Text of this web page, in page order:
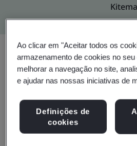
Compartilhar:
ISO 9001:2015
Ao clicar em "Aceitar todos os
armazenamento de cookies no
melhorar a navegação no site,
e ajudar nas nossas iniciativas de
Definições de
cookies